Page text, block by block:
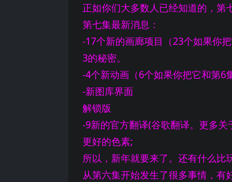
正如你们大多数人已经知道的，第
第七集最新消息：
-17个新的画廊项目（23个如果你把
3的秘密。
-4个新动画（6个如果你把它和第6
-新图库界面
解锁版
-9新的官方翻译(谷歌翻译。更多
更好的色素;
所以，新年就要来了。还有什么比
从第六集开始发生了很多事情，有